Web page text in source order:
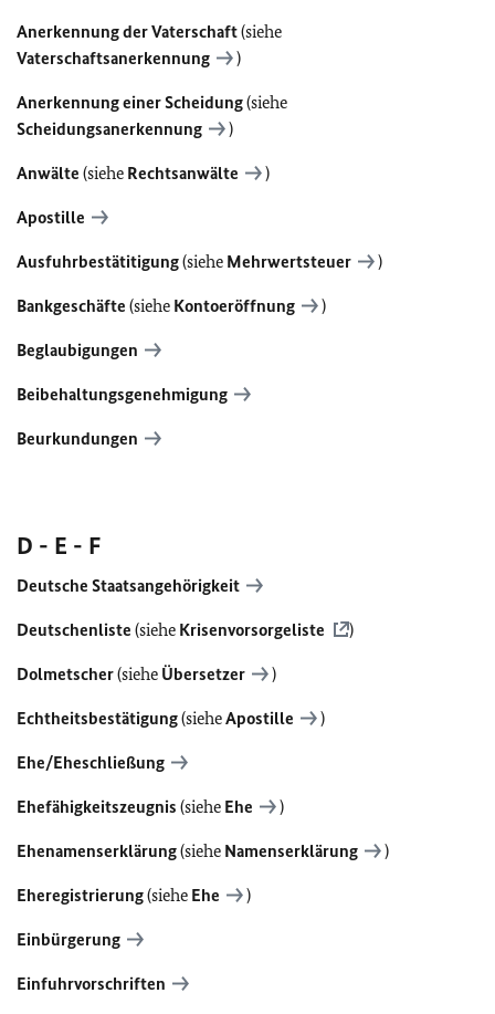
Anerkennung der Vaterschaft(siehe
Vaterschaftsanerkennung
)
Anerkennung einer Scheidung(siehe
Scheidungsanerkennung
)
Anwälte (siehe Rechtsanwälte )
Apostille
Ausfuhrbestätitigung(siehe Mehrwertsteuer )
Bankgeschäfte (siehe Kontoeröffnung )
Beglaubigungen
Beibehaltungsgenehmigung
Beurkundungen
D - E - F
Deutsche Staatsangehörigkeit
Deutschenliste (siehe Krisenvorsorgeliste )
Dolmetscher(siehe Übersetzer )
Echtheitsbestätigung(sieheApostille )
Ehe/Eheschließung
Ehefähigkeitszeugnis (siehe Ehe )
Ehenamenserklärung(siehe Namenserklärung )
Eheregistrierung(siehe Ehe )
Einbürgerung
Einfuhrvorschriften